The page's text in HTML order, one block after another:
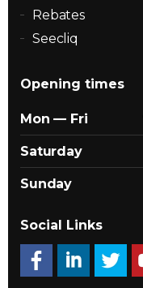
Rebates
Seecliq
Opening times
Mon — Fri
Saturday
Sunday
Social Links